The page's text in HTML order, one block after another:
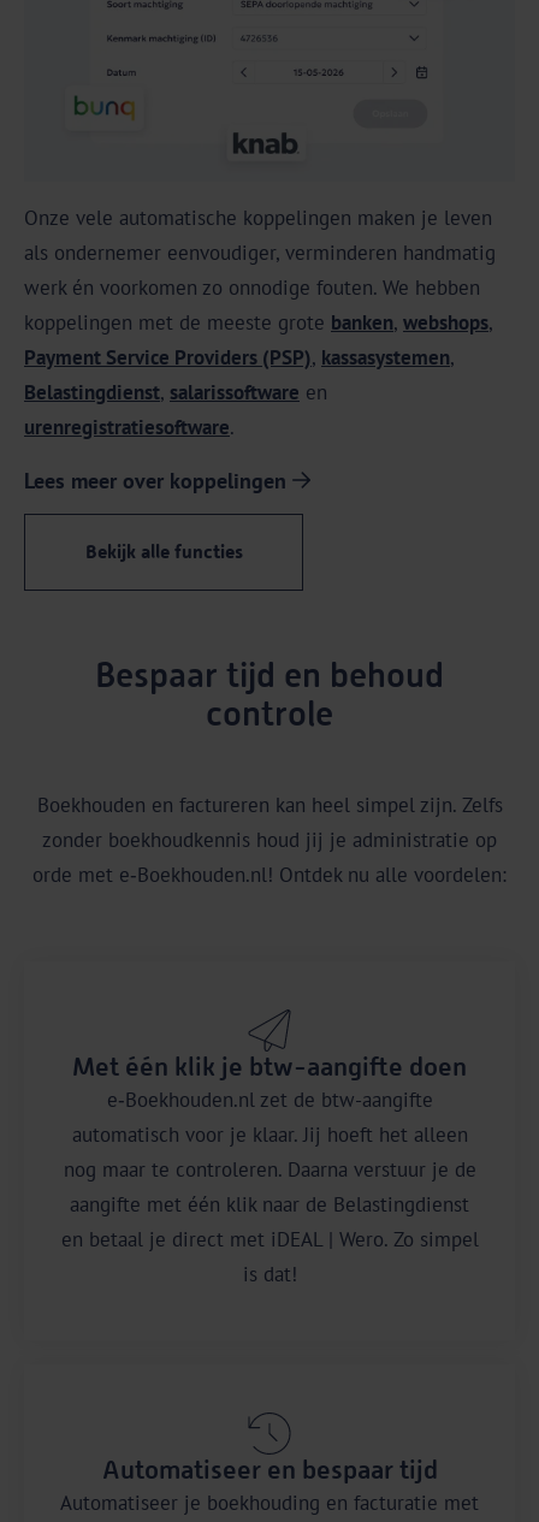
Onze vele automatische koppelingen maken je leven
als ondernemer eenvoudiger, verminderen handmatig
werk én voorkomen zo onnodige fouten. We hebben
koppelingen met de meeste grote banken, webshops,
Payment Service Providers (PSP), kassasystemen,
Belastingdienst, salarissoftware en
urenregistratiesoftware.
Lees meer over koppelingen
Bekijk alle functies
Bespaar tijd en behoud
controle
Boekhouden en factureren kan heel simpel zijn. Zelfs
zonder boekhoudkennis houd jij je administratie op
orde met e‑Boekhouden.nl! Ontdek nu alle voordelen:
Met één klik je btw-aangifte doen
e‑Boekhouden.nl zet de btw-aangifte
automatisch voor je klaar. Jij hoeft het alleen
nog maar te controleren. Daarna verstuur je de
aangifte met één klik naar de Belastingdienst
en betaal je direct met iDEAL | Wero. Zo simpel
is dat!
Automatiseer en bespaar tijd
Automatiseer je boekhouding en facturatie met